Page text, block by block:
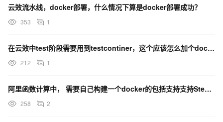
云效流水线，docker部署，什么情况下算是docker部署成功？
353 1
在云效中test阶段需要用到testcontiner，这个应该怎么加个docker呢？
212 1
阿里函数计算中， 需要自己构建一个docker的包括支持支持Steam模式的python服务吗？
258 2